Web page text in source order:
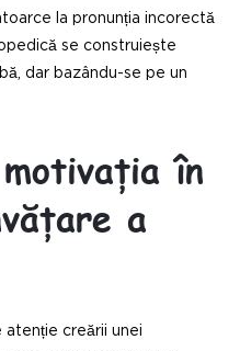
la pronunția incorectă
se construiește
dar bazându-se pe un
în
a
creării unei